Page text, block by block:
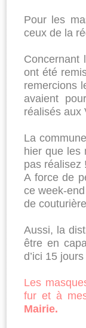
Pour les
ceux de la
Concernant
ont été
remercions
avaient
réalisés aux
La
hier que les
pas réalisez !
A force de
ce week-
de
Aussi, la
être en
d’ici 15
Les
fur et à
Mairie.